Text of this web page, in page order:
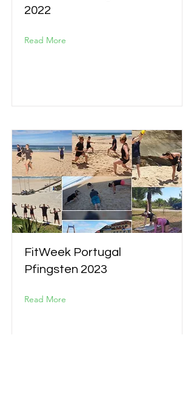
2022
Read More
FitWeek Portugal
Pfingsten 2023
Read More